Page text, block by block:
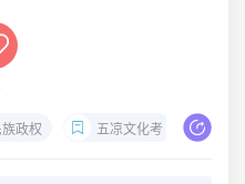
政权 五凉文化考